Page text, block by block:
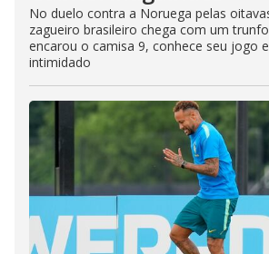
No duelo contra a Noruega pelas
zagueiro brasileiro chega com um
encarou o camisa 9, conhece seu jogo
intimidado